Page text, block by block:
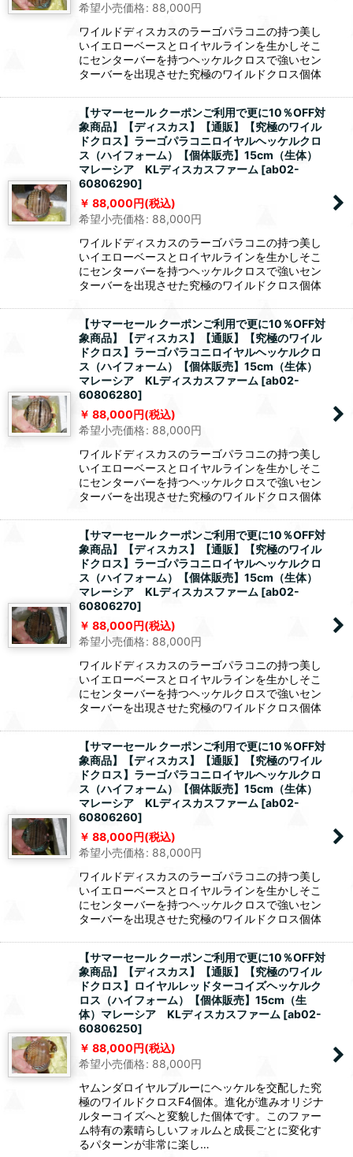
希望小売価格: 88,000円
ワイルドディスカスのラーゴパラコニの持つ美し
いイエローベースとロイヤルラインを生かしそこ
にセンターバーを持つヘッケルクロスで強いセン
ターバーを出現させた究極のワイルドクロス個体
【サマーセール クーポンご利用で更に10％OFF対
象商品】【ディスカス】【通販】【究極のワイル
ドクロス】ラーゴパラコニロイヤルヘッケルクロ
ス（ハイフォーム）【個体販売】15cm（生体）
マレーシア KLディスカスファーム [ab02-
60806290]
88,000円(税込)
希望小売価格: 88,000円
ワイルドディスカスのラーゴパラコニの持つ美し
いイエローベースとロイヤルラインを生かしそこ
にセンターバーを持つヘッケルクロスで強いセン
ターバーを出現させた究極のワイルドクロス個体
【サマーセール クーポンご利用で更に10％OFF対
象商品】【ディスカス】【通販】【究極のワイル
ドクロス】ラーゴパラコニロイヤルヘッケルクロ
ス（ハイフォーム）【個体販売】15cm（生体）
マレーシア KLディスカスファーム [ab02-
60806280]
88,000円(税込)
希望小売価格: 88,000円
ワイルドディスカスのラーゴパラコニの持つ美し
いイエローベースとロイヤルラインを生かしそこ
にセンターバーを持つヘッケルクロスで強いセン
ターバーを出現させた究極のワイルドクロス個体
【サマーセール クーポンご利用で更に10％OFF対
象商品】【ディスカス】【通販】【究極のワイル
ドクロス】ラーゴパラコニロイヤルヘッケルクロ
ス（ハイフォーム）【個体販売】15cm（生体）
マレーシア KLディスカスファーム [ab02-
60806270]
88,000円(税込)
希望小売価格: 88,000円
ワイルドディスカスのラーゴパラコニの持つ美し
いイエローベースとロイヤルラインを生かしそこ
にセンターバーを持つヘッケルクロスで強いセン
ターバーを出現させた究極のワイルドクロス個体
【サマーセール クーポンご利用で更に10％OFF対
象商品】【ディスカス】【通販】【究極のワイル
ドクロス】ラーゴパラコニロイヤルヘッケルクロ
ス（ハイフォーム）【個体販売】15cm（生体）
マレーシア KLディスカスファーム [ab02-
60806260]
88,000円(税込)
希望小売価格: 88,000円
ワイルドディスカスのラーゴパラコニの持つ美し
いイエローベースとロイヤルラインを生かしそこ
にセンターバーを持つヘッケルクロスで強いセン
ターバーを出現させた究極のワイルドクロス個体
【サマーセール クーポンご利用で更に10％OFF対
象商品】【ディスカス】【通販】【究極のワイル
ドクロス】ロイヤルレッドターコイズヘッケルク
ロス（ハイフォーム）【個体販売】15cm（生
体）マレーシア KLディスカスファーム [ab02-
60806250]
88,000円(税込)
希望小売価格: 88,000円
ヤムンダロイヤルブルーにヘッケルを交配した究
極のワイルドクロスF4個体。進化が進みオリジナ
ルターコイズへと変貌した個体です。このファー
ム特有の素晴らしいフォルムと成長ごとに変化す
るパターンが非常に楽し…